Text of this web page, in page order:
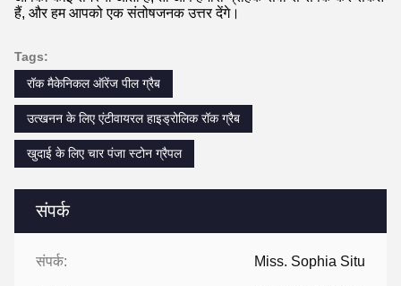
संपर्क
संपर्क: Miss. Sophia Situ
हैं, और हम आपको एक संतोषजनक उत्तर देंगे।
Tags:
रॉक मैकेनिकल ऑरेंज पील ग्रैब
उत्खनन के लिए एंटीवायरल हाइड्रोलिक रॉक ग्रैब
खुदाई के लिए चार पंजा स्टोन ग्रैपल